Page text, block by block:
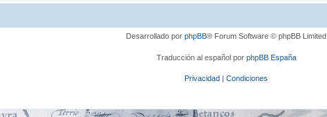
Desarrollado por phpBB® Forum Software © phpBB Limited
Traducción al español por phpBB España
Privacidad | Condiciones